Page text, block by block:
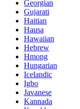
Georgian
Gujarati
Haitian
Hausa
Hawaiian
Hebrew
Hmong
Hungarian
Icelandic
Igbo
Javanese
Kannada